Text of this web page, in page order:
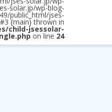
solar.jp/wp-blog-
public_html/jses-
{main} thrown in
child-jsessolar-
on line 24